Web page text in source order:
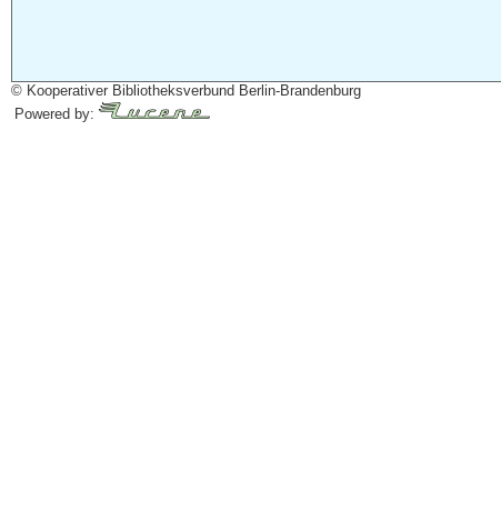
© Kooperativer Bibliotheksverbund Berlin-Brandenburg
Powered by: